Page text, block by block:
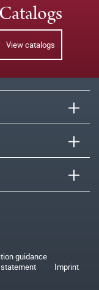
Catalogs
View catalogs
guidance
Imprint